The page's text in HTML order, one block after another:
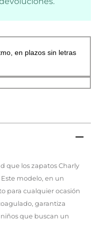
que los zapatos Charly
modelo, en un
para cualquier ocasión
garantiza
que buscan un